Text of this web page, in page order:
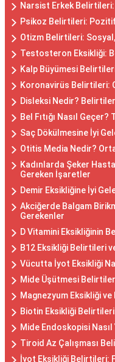
Narsist Erkek
Psikoz Belirtileri:
Otizm Belirtileri:
Testosteron Eksikliği:
Kalp Büyümesi
Koronavirüs Belirtileri:
Disleksi Nedir?
Bel Fıtığı Nasıl
Saç Dökülmesine İyi
Otitis Media Nedir?
Kadınlarda Şeker
Gereken İşaretler
Demir Eksikliğine İyi
Akciğerde Balgam
Gerekenler
D Vitamini Eksikliğinin
B12 Eksikliği Belirtileri
Vücutta İyot Eksikliği
Mide Üşütmesi
Magnezyum Eksikliği ve
Biotin Eksikliği
Mide Endoskopisi Nasıl
Tiroid Az Çalışması
İyot Eksikliği Belirtileri: